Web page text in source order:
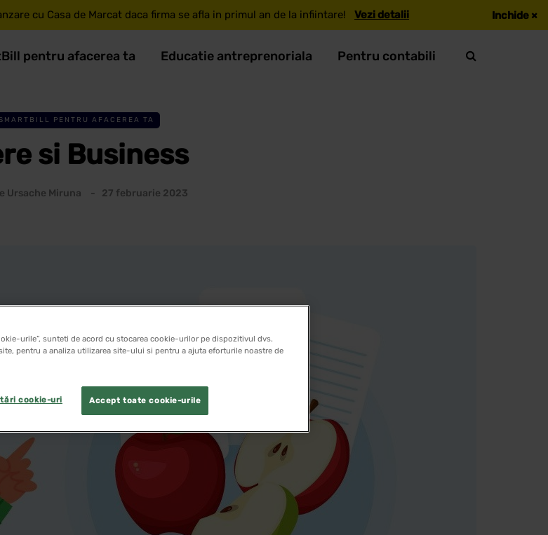
cu Casa de Marcat daca firma se afla in primul an de la infiintare! Vezi detalii Inchide ×
pentru afacerea ta Educatie antreprenoriala Pentru contabili
PENTRU AFACEREA TA
si Business
Ursache Miruna 27 februarie 2023
urile”, sunteti de acord cu stocarea cookie-urilor pe dispozitivul dvs.
pentru a analiza utilizarea site-ului si pentru a ajuta eforturile noastre de
Accept toate cookie-urile
cookie-uri